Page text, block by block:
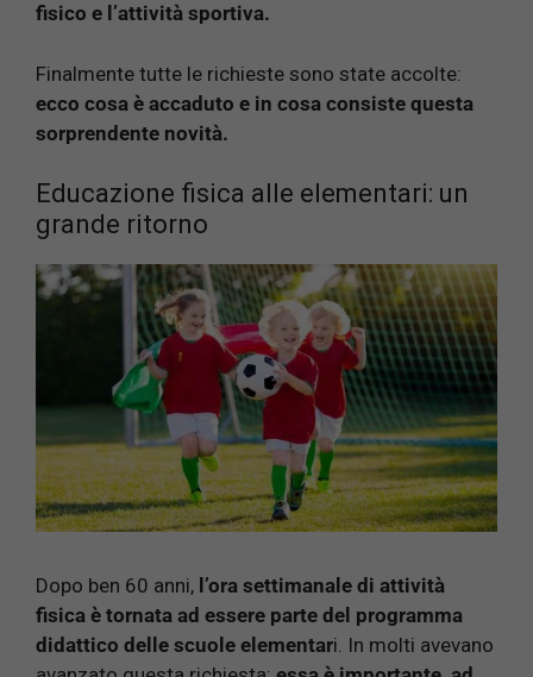
fisico e l’attività sportiva.
Finalmente tutte le richieste sono state accolte:
ecco cosa è accaduto e in cosa consiste questa
sorprendente novità.
Educazione fisica alle elementari: un
grande ritorno
Dopo ben 60 anni, l’ora settimanale di attività
fisica è tornata ad essere parte del programma
didattico delle scuole elementari. In molti avevano